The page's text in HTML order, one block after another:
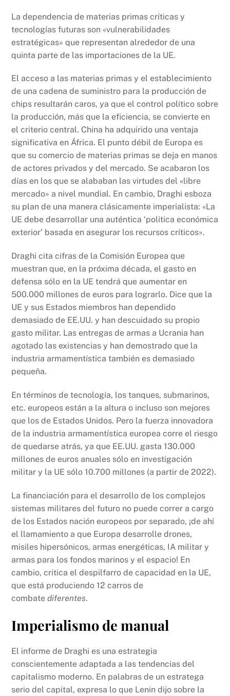
La dependencia de materias primas críticas y
tecnologías futuras son «vulnerabilidades
estratégicas» que representan alrededor de una
quinta parte de las importaciones de la UE.
El acceso a las materias primas y el establecimiento
de una cadena de suministro para la producción de
chips resultarán caros, ya que el control político sobre
la producción, más que la eficiencia, se convierte en
el criterio central. China ha adquirido una ventaja
significativa en África. El punto débil de Europa es
que su comercio de materias primas se deja en manos
de actores privados y del mercado. Se acabaron los
días en los que se alababan las virtudes del «libre
mercado» a nivel mundial. En cambio, Draghi esboza
su plan de una manera clásicamente imperialista: «La
UE debe desarrollar una auténtica ‘política económica
exterior’ basada en asegurar los recursos críticos».
Draghi cita cifras de la Comisión Europea que
muestran que, en la próxima década, el gasto en
defensa sólo en la UE tendrá que aumentar en
500.000 millones de euros para lograrlo. Dice que la
UE y sus Estados miembros han dependido
demasiado de EE.UU. y han descuidado su propio
gasto militar. Las entregas de armas a Ucrania han
agotado las existencias y han demostrado que la
industria armamentística también es demasiado
pequeña.
En términos de tecnología, los tanques, submarinos,
etc. europeos están a la altura o incluso son mejores
que los de Estados Unidos. Pero la fuerza innovadora
de la industria armamentística europea corre el riesgo
de quedarse atrás, ya que EE.UU. gasta 130.000
millones de euros anuales sólo en investigación
militar y la UE sólo 10.700 millones (a partir de 2022).
La financiación para el desarrollo de los complejos
sistemas militares del futuro no puede correr a cargo
de los Estados nación europeos por separado, ¡de ahí
el llamamiento a que Europa desarrolle drones,
misiles hipersónicos, armas energéticas, IA militar y
armas para los fondos marinos y el espacio! En
cambio, critica el despilfarro de capacidad en la UE,
que está produciendo 12 carros de
combatediferentes.
Imperialismo de manual
El informe de Draghi es una estrategia
conscientemente adaptada a las tendencias del
capitalismo moderno. En palabras de un estratega
serio del capital, expresa lo que Lenin dijo sobre la